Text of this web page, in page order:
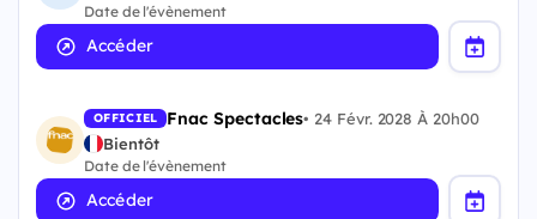
Date de l'évènement
Accéder
OFFICIEL Fnac Spectacles• 24 Févr. 2028 À 20h00
Bientôt
Date de l'évènement
Accéder